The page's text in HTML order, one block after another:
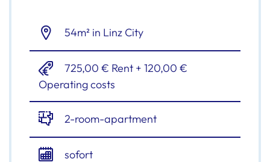
54m² in Linz City
725,00 € Rent + 120,00 €
Operating costs
2-room-apartment
sofort